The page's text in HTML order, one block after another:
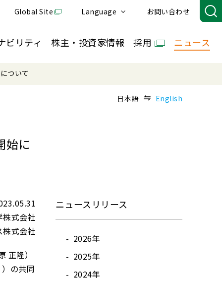
Global Site Language お問い合わせ
ビリティ 株主・投資家情報 採用 ニュース
ついて
日本語 English
始に
株式会社
株式会社
正隆）
の共同
ニュースリリース
2026年
2025年
2024年